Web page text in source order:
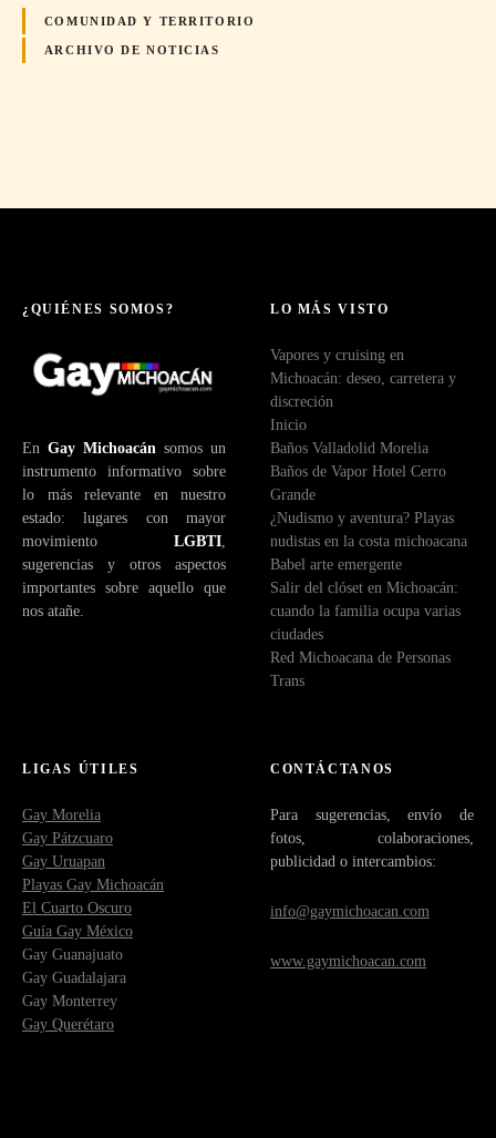
COMUNIDAD Y TERRITORIO
ARCHIVO DE NOTICIAS
a
e
g
c
i
ó
n
d
o
s
p
u
e
s
t
¿QUIÉNES SOMOS?
En Gay Michoacán somos un
instrumento informativo sobre
lo más relevante en nuestro
estado: lugares con mayor
movimiento LGBTI
sugerencias y otros aspectos
importantes sobre aquello que
nos atañe.
LO MÁS VISTO
Vapores y cruising en
Michoacán: deseo, carretera y
discreción
Inicio
Baños Valladolid Morelia
Baños de Vapor Hotel Cerro
Grande
¿Nudismo y aventura? Playas
nudistas en la costa michoacana
Babel arte emergente
Salir del clóset en Michoacán:
cuando la familia ocupa varias
ciudades
Red Michoacana de Personas
Trans
LIGAS ÚTILES
Gay Morelia
Gay Pátzcuaro
Gay Uruapan
Playas Gay Michoacán
El Cuarto Oscuro
Guía Gay México
Gay Guanajuato
Gay Guadalajara
Gay Monterrey
Gay Querétaro
CONTÁCTANOS
Para sugerencias, envío de
fotos, colaboraciones,
publicidad o intercambios:
info@gaymichoacan.com
www.gaymichoacan.com